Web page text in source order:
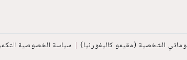
الشخصية (مقيمو كاليفورنيا) سياسة الخصوصية